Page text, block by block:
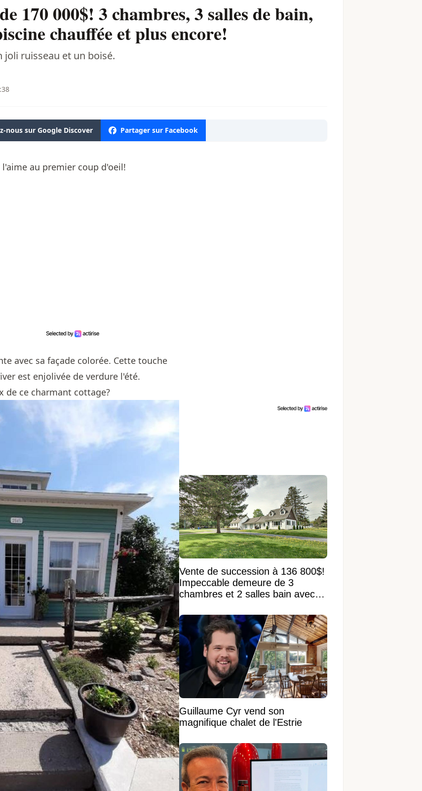
170 000$! 3 chambres, 3 salles de bain,
chauffée et plus encore!
joli ruisseau et un boisé.
nous sur Google Discover Partager sur Facebook
au premier coup d'oeil!
avec sa façade colorée. Cette touche
est enjolivée de verdure l'été.
de ce charmant cottage?
Vente de succession à 136 800$!
Impeccable demeure de 3
chambres et 2 salles bain avec
Guillaume Cyr vend son
magnifique chalet de l'Estrie